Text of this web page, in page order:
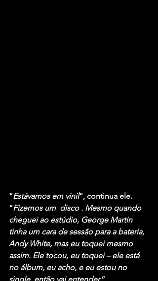
“Estávamos em vinil“, continua ele.
“Fizemos um  disco . Mesmo quando
cheguei ao estúdio, George Martin
tinha um cara de sessão para a bateria,
Andy White, mas eu toquei mesmo
assim. Ele tocou, eu toquei – ele está
no álbum, eu acho, e eu estou no